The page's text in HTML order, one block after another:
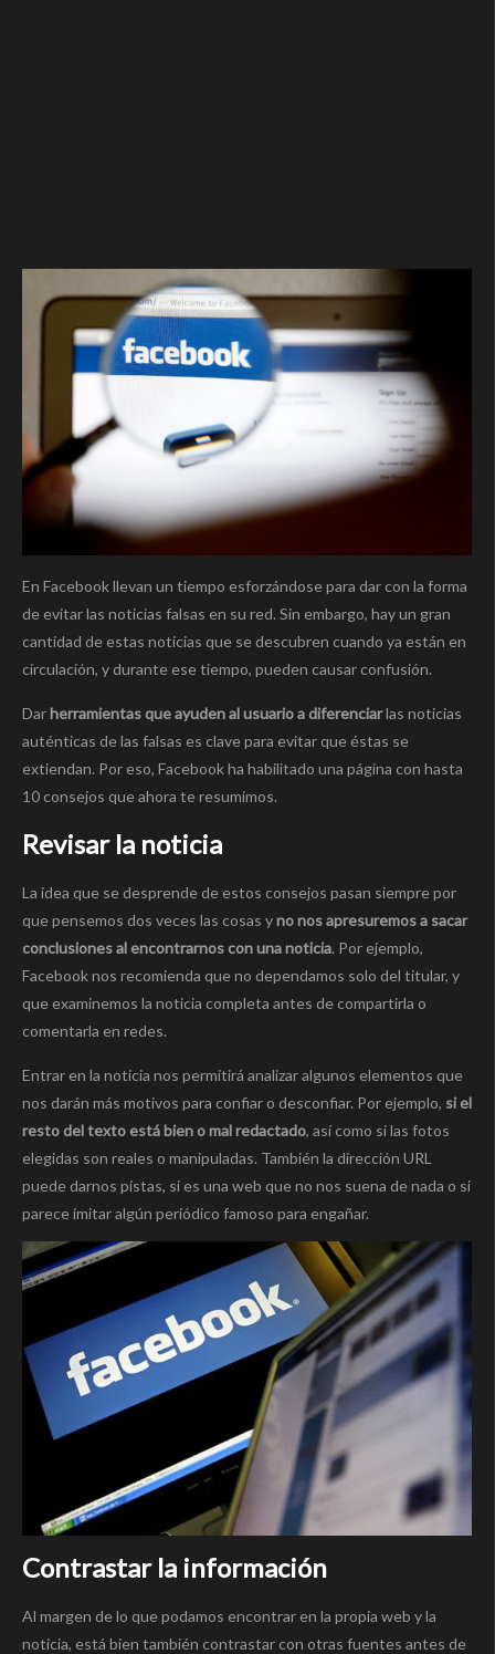
En Facebook llevan un tiempo esforzándose para dar con la forma
de evitar las noticias falsas en su red. Sin embargo, hay un gran
cantidad de estas noticias que se descubren cuando ya están en
circulación, y durante ese tiempo, pueden causar confusión.
Darherramientas que ayuden al usuario a diferenciarlas noticias
auténticas de las falsas es clave para evitar que éstas se
extiendan. Por eso, Facebook ha habilitado una página con hasta
10 consejos que ahora te resumimos.
Revisar la noticia
La idea que se desprende de estos consejos pasan siempre por
que pensemos dos veces las cosas yno nos apresuremos a sacar
conclusiones al encontrarnos con una noticia. Por ejemplo,
Facebook nos recomienda que no dependamos solo del titular, y
que examinemos la noticia completa antes de compartirla o
comentarla en redes.
Entrar en la noticia nos permitirá analizar algunos elementos que
nos darán más motivos para confiar o desconfiar. Por ejemplo, si el
resto del texto está bien o mal redactado, así como si las fotos
elegidas son reales o manipuladas. También la dirección URL
puede darnos pistas, si es una web que no nos suena de nada o si
parece imitar algún periódico famoso para engañar.
Contrastar la información
Al margen de lo que podamos encontrar en la propia web y la
noticia, está bien también contrastar con otras fuentes antes de